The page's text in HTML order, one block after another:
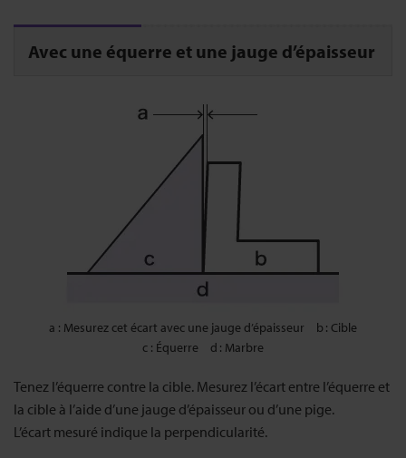
Avec une équerre et une jauge d’épaisseur
a Mesurez cet écart avec une jauge d’épaisseur b Cible
c Équerre d Marbre
Tenez l’équerre contre la cible. Mesurez l’écart entre l’équerre et
la cible à l’aide d’une jauge d’épaisseur ou d’une pige.
L’écart mesuré indique la perpendicularité.